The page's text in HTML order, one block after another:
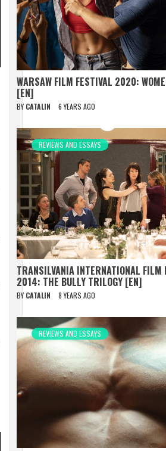
WARSAW FILM FESTIVAL 2020:
[EN]
BY CATALIN 6 YEARS AGO
REVIEWS AND ESSAYS
TRANSILVANIA INTERNATIONAL FILM
2014: THE BULLY TRILOGY [EN]
BY CATALIN 8 YEARS AGO
REVIEWS AND ESSAYS